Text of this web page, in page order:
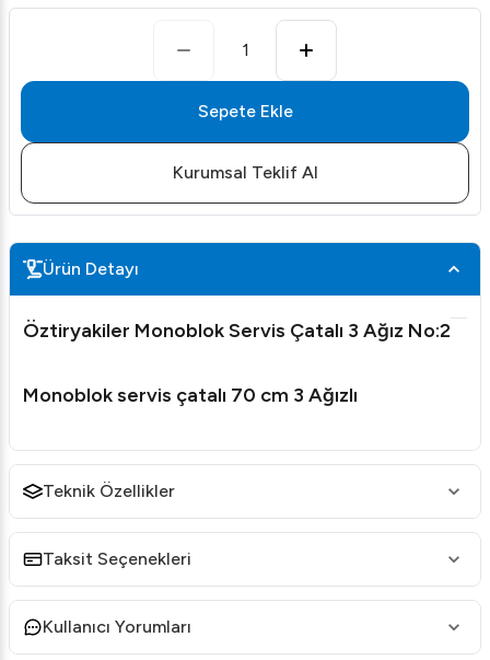
1
Sepete Ekle
Kurumsal Teklif Al
Ürün Detayı
Öztiryakiler Monoblok Servis Çatalı 3 Ağız No:2
Monoblok servis çatalı 70 cm 3 Ağızlı
Teknik Özellikler
Taksit Seçenekleri
Kullanıcı Yorumları